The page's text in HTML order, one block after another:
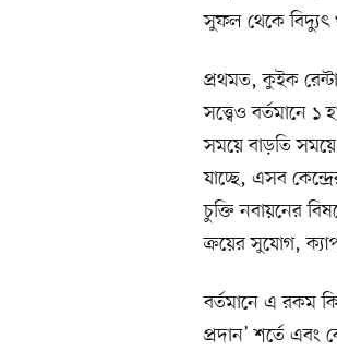
সুফল থেকে বিদ্যুৎ
প্রথমত, কুইক
সত্ত্বেও বর্তমানে
সময়ে বাড়তি
যাচ্ছে, এসব
চুক্তি নবায়নের
ক্রয়ের সুযোগ,
বর্তমানে এ রকম
প্রদান’ শর্তে এবং